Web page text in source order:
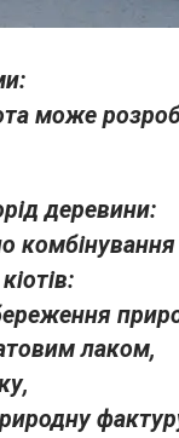
може
деревини:
комбінування
лаком,